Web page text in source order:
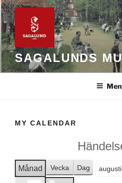
Hoppa
till
innehåll
SAGALUNDS
MY CALENDAR
Månad Vecka Dag
Månad
År